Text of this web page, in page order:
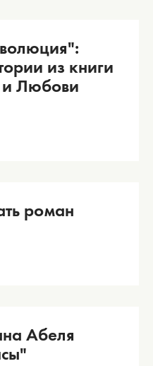
из книги
Любови
роман
Абеля